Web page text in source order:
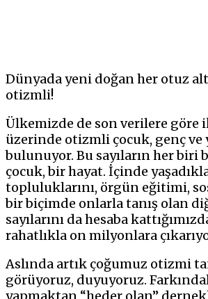
Dünyada yeni doğan her otuz
otizmli!
Ülkemizde de son verilere
üzerinde otizmli çocuk, genç
bulunuyor. Bu sayıların her biri
çocuk, bir hayat. İçinde
topluluklarını, örgün eğitimi,
bir biçimde onlarla tanış olan
sayılarını da hesaba
rahatlıkla on milyonlara
Aslında artık çoğumuz otizmi
görüyoruz, duyuyoruz.